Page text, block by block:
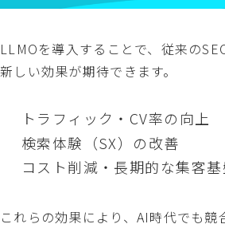
LLMOを導入することで、従来の
新しい効果が期待できます。
トラフィック・CV率の向上
検索体験（SX）の改善
コスト削減・長期的な集客
これらの効果により、AI時代でも